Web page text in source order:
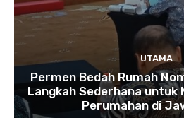
UTAMA
Permen Bedah Rumah
Langkah Sederhana untuk
Perumahan di